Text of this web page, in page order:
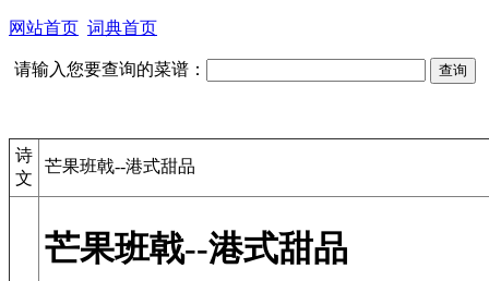
网站首页 词典首页
请输入您要查询的菜谱：
诗
文
芒果班戟--港式甜品
芒果班戟--港式甜品